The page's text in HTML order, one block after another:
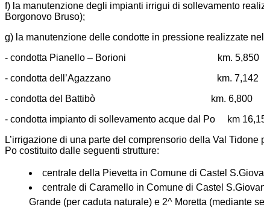
f) la manutenzione degli impianti irrigui di sollevamento
Borgonovo Bruso);
g) la manutenzione delle condotte in pressione realizzate
- condotta Pianello – Borioni km. 5,850
- condotta dell’Agazzano km. 7,142
- condotta del Battibò km. 6,800
- condotta impianto di sollevamento acque dal Po km
L’irrigazione di una parte del comprensorio della Val
Po costituito dalle seguenti strutture:
centrale della Pievetta in Comune di Castel
centrale di Caramello in Comune di Castel
Grande (per caduta naturale) e 2^ Moretta (mediante